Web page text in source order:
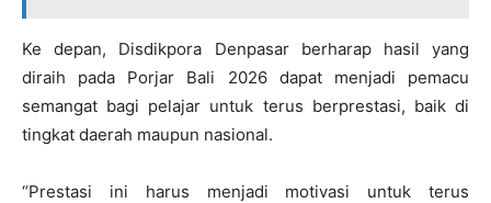
Ke depan, Disdikpora Denpasar berharap hasil yang
diraih pada Porjar Bali 2026 dapat menjadi pemacu
semangat bagi pelajar untuk terus berprestasi, baik di
tingkat daerah maupun nasional.
“Prestasi ini harus menjadi motivasi untuk terus